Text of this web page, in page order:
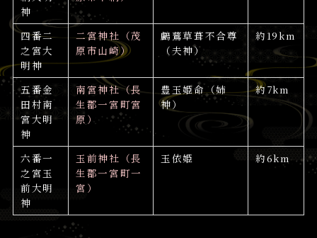
神
四番二
之宮大
明神
二宮神社（茂
原市山崎）
鸕鶿草葺不合尊
（夫神）
約19km
五番金
田村南
宮大明
神
南宮神社（長
生郡一宮町宮
原）
豊玉姫命（姉
神）
約7km
六番一
之宮玉
前大明
神
玉前神社（長
生郡一宮町一
宮）
玉依姫 約6km